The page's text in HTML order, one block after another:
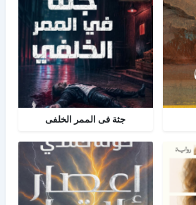
جثة فى الممر الخلفى